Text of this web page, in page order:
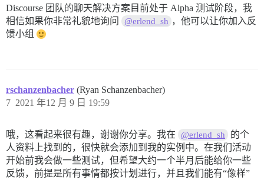
Discourse 团队的聊天解决方案目前处于 Alpha 测试阶段，我
相信如果你非常礼貌地询问
@erlend_sh ，他可以让你加入反
馈小组
rschanzenbacher (Ryan Schanzenbacher)
2021 年12 月 9 日 19:59
7
哦，这看起来很有趣，谢谢你分享。我在 @erlend_sh
的个
人资料上找到的，很快就会添加到我的实例中。在我们活动
开始前我会做一些测试，但希望大约一个半月后能给你一些
反馈，前提是所有事情都按计划进行，并且我们能有“像样”